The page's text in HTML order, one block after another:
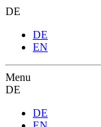
DE
DE
EN
Menu
DE
DE